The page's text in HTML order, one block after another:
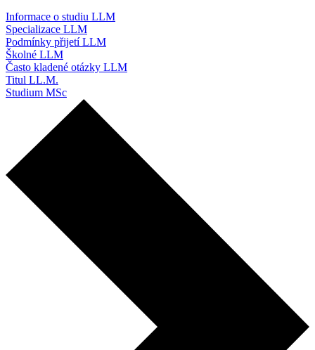
Informace o studiu LLM
Specializace LLM
Podmínky přijetí LLM
Školné LLM
Často kladené otázky LLM
Titul LL.M.
Studium MSc